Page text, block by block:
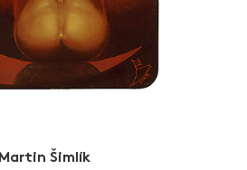
Martin Šimlík